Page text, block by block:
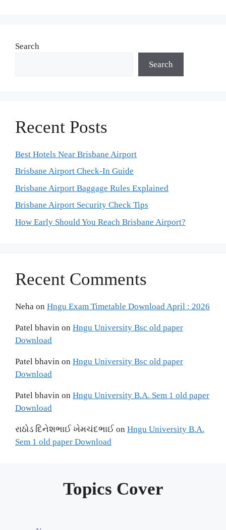
Search
Search
Recent Posts
Best Hotels Near Brisbane Airport
Brisbane Airport Check-In Guide
Brisbane Airport Baggage Rules Explained
Brisbane Airport Security Check Tips
How Early Should You Reach Brisbane Airport?
Recent Comments
Neha on Hngu Exam Timetable Download April : 2026
Patel bhavin on Hngu University Bsc old paper
Download
Patel bhavin on Hngu University Bsc old paper
Download
Patel bhavin on Hngu University B.A. Sem 1 old paper
Download
રાઠોડ દિનેશભાઈ ખેમચંદભાઈon Hngu University B.A.
Sem 1 old paper Download
Topics Cover